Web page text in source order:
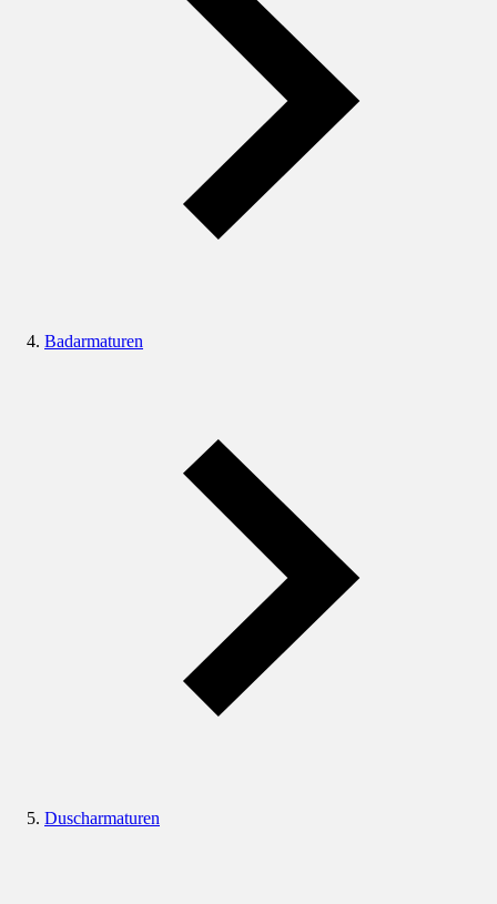
Badarmaturen
Duscharmaturen